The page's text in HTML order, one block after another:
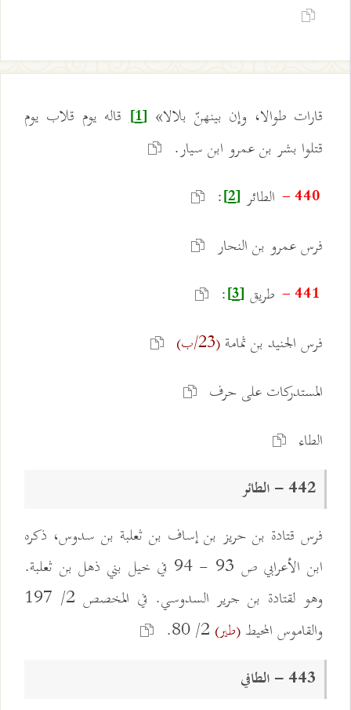
قارات طوالا، وإن بينهنّ بلالا» [1] قاله يوم قلاب يوم
قتلوا بشر بن عمرو ابن سيار.
440 - الطائر [2]
:
فرس عمرو بن النحار
441 - طريق [3]
:
فرس الجنيد بن ثمامة(23/ب)
المستدركات على حرف
الطاء
442 - الطائر
فرس قتادة بن حريز بن إساف بن ثعلبة بن سدوس، ذكره
ابن الأعرابي ص 93 - 94 في خيل بني ذهل بن ثعلبة.
وهو لقتادة بن جرير السدوسي. في المخصص 2/ 197
والقاموس المحيط(طير)
443 - الطافي